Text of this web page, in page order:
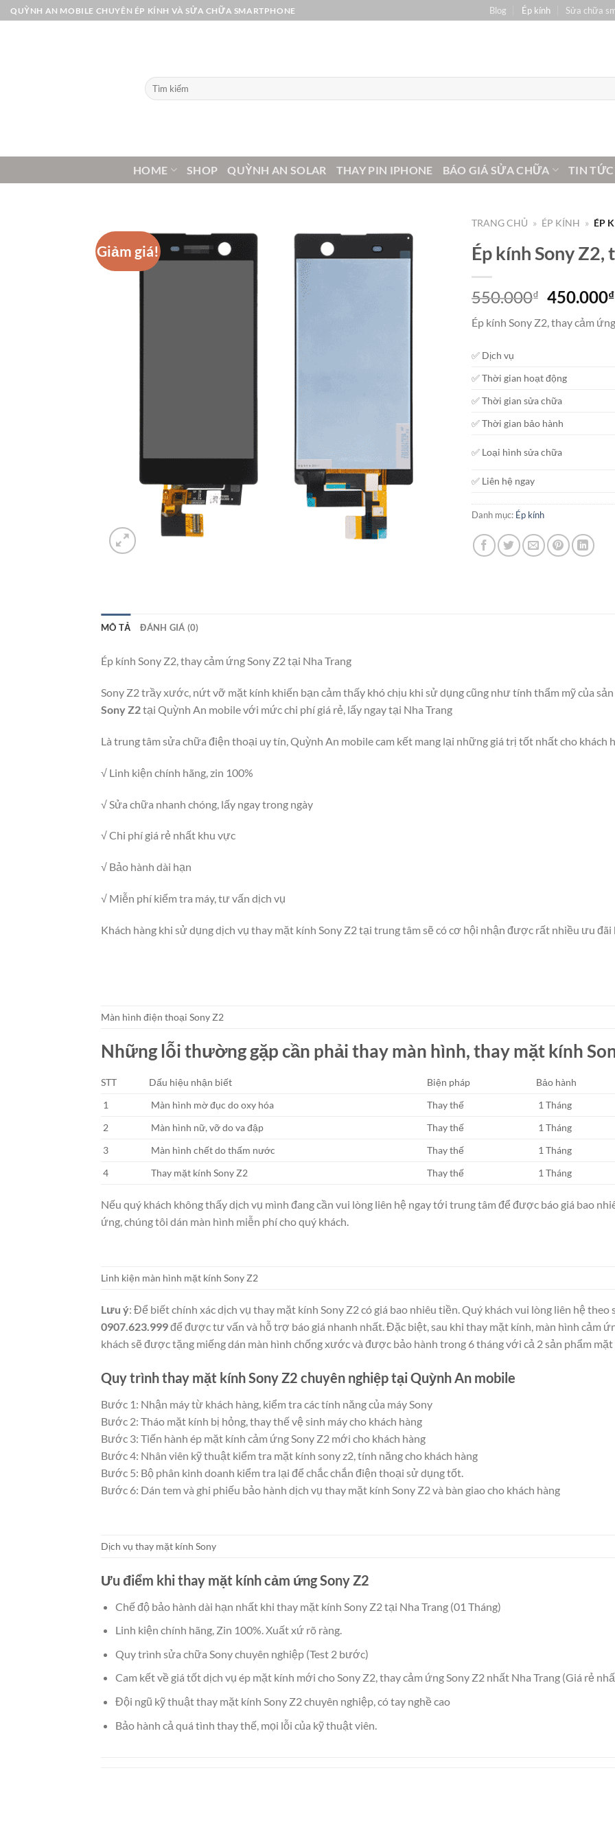
Bỏ
qua
QUỲNH AN MOBILE CHUYÊN ÉP KÍNH VÀ SỬA CHỮA SMARTPHONE Blog Ép kính Sửa chữa
Tìm
kiếm:
HOME SHOP QUỲNH AN SOLAR THAY PIN IPHONE BÁO GIÁ SỬA CHỮA TIN TỨC
Giảm giá!
TRANG CHỦ » ÉP KÍNH » ÉP
Ép kính Sony Z2,
550.000₫ Giá
là:
450.000₫
Ép kính Sony Z2, thay cảm
✅ Dịch vụ
✅ Thời gian hoạt động
✅ Thời gian sửa chữa
✅ Thời gian bảo hành
✅ Loại hình sửa chữa
✅ Liên hệ ngay
Danh mục: Ép kính
MÔ TẢ ĐÁNH GIÁ (0)
Ép kính Sony Z2, thay cảm ứng Sony Z2 tại Nha Trang
Sony Z2 trầy xước, nứt vỡ mặt kính khiến bạn cảm thấy khó chịu khi sử dụng cũng như tính thẩm mỹ của
Sony Z2tại Quỳnh An mobile với mức chi phí giá rẻ, lấy ngay tại Nha Trang
Là trung tâm sửa chữa điện thoại uy tín, Quỳnh An mobile cam kết mang lại những giá trị tốt nhất cho khách
√ Linh kiện chính hãng, zin 100%
√ Sửa chữa nhanh chóng, lấy ngay trong ngày
√ Chi phí giá rẻ nhất khu vực
√ Bảo hành dài hạn
√ Miễn phí kiểm tra máy, tư vấn dịch vụ
Khách hàng khi sử dụng dịch vụ thay mặt kính Sony Z2 tại trung tâm sẽ có cơ hội nhận được rất nhiều ưu đãi
Màn hình điện thoại Sony Z2
Những lỗi thường gặp cần phải thay màn hình, thay mặt kính
STT Dấu hiệu nhận biết Biện pháp
Bảo hành
1
Màn hình mờ đục do oxy hóa Thay thế
1 Tháng
2
Màn hình nữ, vỡ do va đập Thay thế
1 Tháng
3
Màn hình chết do thấm nước Thay thế
1 Tháng
4
Thay mặt kính Sony Z2 Thay thế 1 Tháng
Nếu quý khách không thấy dịch vụ mình đang cần vui lòng liên hệ ngay tới trung tâm để được báo giá bao
ứng, chúng tôi dán màn hình miễn phí cho quý khách.
Linh kiện màn hình mặt kính Sony Z2
Lưu ý: Để biết chính xác dịch vụ thay mặt kính Sony Z2 có giá bao nhiêu tiền. Quý khách vui lòng liên hệ
0907.623.999để được tư vấn và hỗ trợ báo giá nhanh nhất. Đặc biệt, sau khi thay mặt kính, màn hình cảm
khách sẽ được tặng miếng dán màn hình chống xước và được bảo hành trong 6 tháng với cả 2 sản phẩm
Quy trình thay mặt kính Sony Z2 chuyên nghiệp tại Quỳnh An mobile
Bước 1: Nhận máy từ khách hàng, kiểm tra các tính năng của máy Sony
Bước 2: Tháo mặt kính bị hỏng, thay thế vệ sinh máy cho khách hàng
Bước 3: Tiến hành ép mặt kính cảm ứng Sony Z2 mới cho khách hàng
Bước 4: Nhân viên kỹ thuật kiểm tra mặt kính sony z2, tính năng cho khách hàng
Bước 5: Bộ phân kinh doanh kiểm tra lại để chắc chắn điện thoại sử dụng tốt.
Bước 6: Dán tem và ghi phiếu bảo hành dịch vụ thay mặt kính Sony Z2 và bàn giao cho khách hàng
Dịch vụ thay mặt kính Sony
Ưu điểm khi thay mặt kính cảm ứng Sony Z2
Chế độ bảo hành dài hạn nhất khi thay mặt kính Sony Z2 tại Nha Trang (01 Tháng)
Linh kiện chính hãng, Zin 100%. Xuất xứ rõ ràng.
Quy trình sửa chữa Sony chuyên nghiệp (Test 2 bước)
Cam kết về giá tốt dịch vụ ép mặt kính mới cho Sony Z2, thay cảm ứng Sony Z2 nhất Nha Trang (Giá rẻ
Đội ngũ kỹ thuật thay mặt kính Sony Z2 chuyên nghiệp, có tay nghề cao
Bảo hành cả quá tình thay thế, mọi lỗi của kỹ thuật viên.